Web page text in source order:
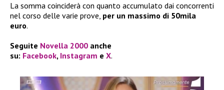
La somma coinciderà con quanto accumulato dai concorrenti
nel corso delle varie prove, per un massimo di 50mila
euro.
Seguite Novella 2000 anche
su: Facebook, Instagram e X.